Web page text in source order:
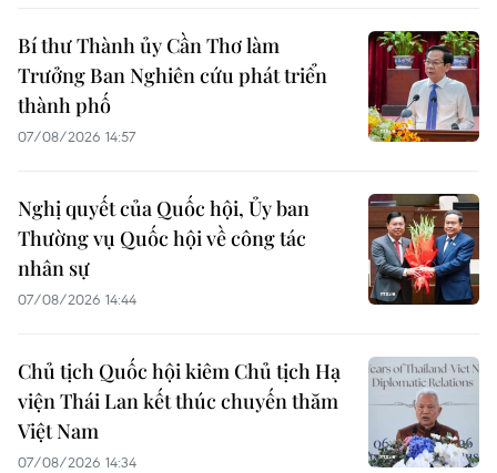
Bí thư Thành ủy Cần Thơ làm
Trưởng Ban Nghiên cứu phát triển
thành phố
07/08/2026 14:57
Nghị quyết của Quốc hội, Ủy ban
Thường vụ Quốc hội về công tác
nhân sự
07/08/2026 14:44
Chủ tịch Quốc hội kiêm Chủ tịch Hạ
viện Thái Lan kết thúc chuyến thăm
Việt Nam
07/08/2026 14:34